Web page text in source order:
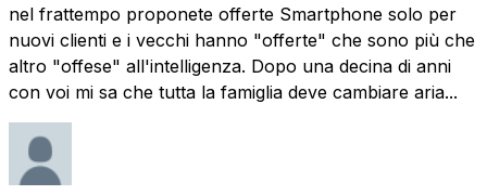
nel frattempo proponete offerte Smartphone solo per
nuovi clienti e i vecchi hanno "offerte" che sono più che
altro "offese" all'intelligenza. Dopo una decina di anni
con voi mi sa che tutta la famiglia deve cambiare aria...